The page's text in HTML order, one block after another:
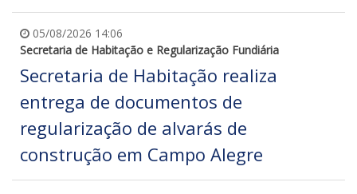
05/08/2026 14:06
Secretaria de Habitação e Regularização Fundiária
Secretaria de Habitação realiza
entrega de documentos de
regularização de alvarás de
construção em Campo Alegre